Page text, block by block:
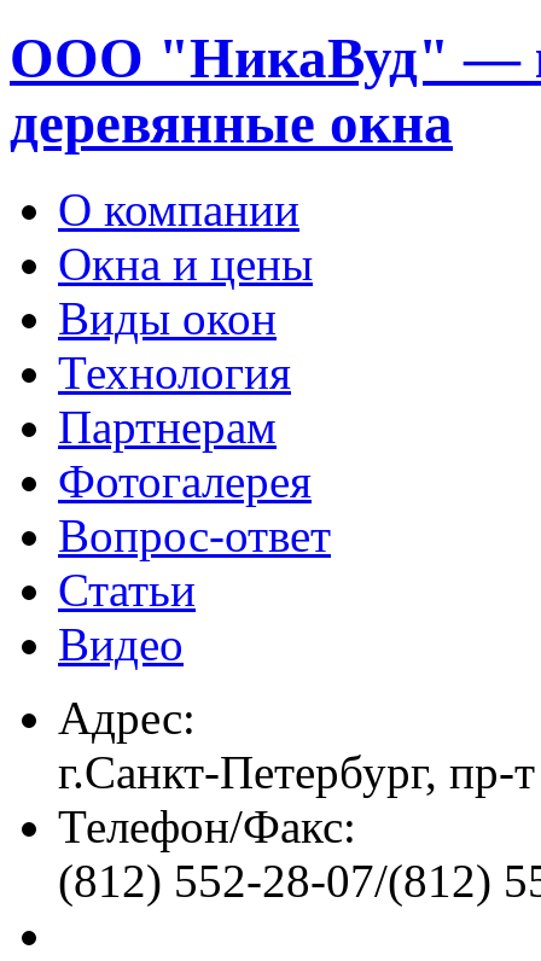
ООО "НикаВуд" —
деревянные окна
О компании
Окна и цены
Виды окон
Технология
Партнерам
Фотогалерея
Вопрос-ответ
Статьи
Видео
Адрес:
г.Санкт-Петербург, пр-
Телефон/Факс:
(812) 552-28-07/(812)